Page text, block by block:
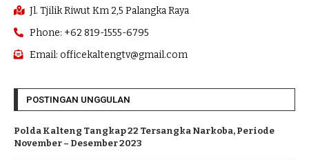
Jl. Tjilik Riwut Km 2,5 Palangka Raya
Phone: +62 819-1555-6795
Email: officekaltengtv@gmail.com
POSTINGAN UNGGULAN
Polda Kalteng Tangkap 22 Tersangka Narkoba, Periode
November – Desember 2023